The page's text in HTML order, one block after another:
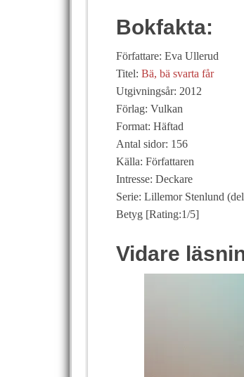
Bokfakta:
Författare: Eva Ullerud
Titel: Bä, bä svarta får
Utgivningsår: 2012
Förlag: Vulkan
Format: Häftad
Antal sidor: 156
Källa: Författaren
Intresse: Deckare
Serie: Lillemor Stenlund
Betyg [Rating:1/5]
Vidare